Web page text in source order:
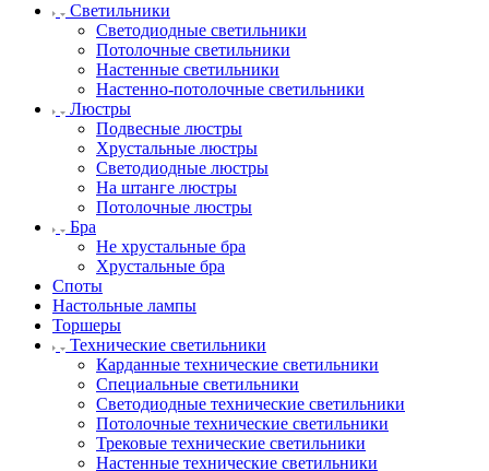
Светильники
Светодиодные светильники
Потолочные светильники
Настенные светильники
Настенно-потолочные светильники
Люстры
Подвесные люстры
Хрустальные люстры
Светодиодные люстры
На штанге люстры
Потолочные люстры
Бра
Не хрустальные бра
Хрустальные бра
Споты
Настольные лампы
Торшеры
Технические светильники
Карданные технические светильники
Специальные светильники
Светодиодные технические светильники
Потолочные технические светильники
Трековые технические светильники
Настенные технические светильники